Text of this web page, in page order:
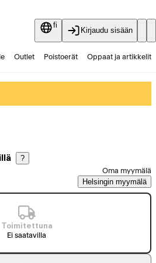
fi
Kirjaudu sisään
Outlet Poistoerät Oppaat ja artikkelit
?
Oma myymälä
Helsingin myymälä
Toimitettuna
Ei saatavilla